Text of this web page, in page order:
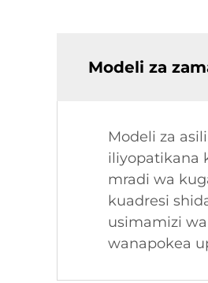
Modeli za
Modeli za
iliyopatikana
mradi wa
kuadresi
usimamizi
wanapokea